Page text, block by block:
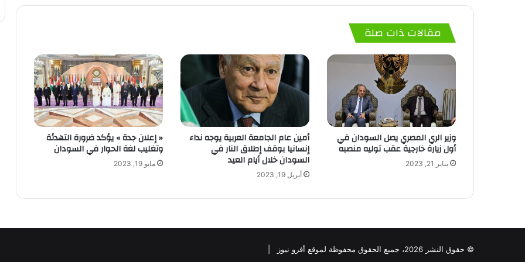
مقالات ذات صلة
وزير الري المصري يصل السودان في
أول زيارة خارجية عقب توليه منصبه
يناير 21, 2023
أمين عام الجامعة العربية يوجه نداء
إنسانيا بوقف إطلاق النار في
السودان خلال أيام العيد
أبريل 19, 2023
« إعلان جدة » يؤكد ضرورة التهدئة
وتغليب لغة الحوار في السودان
مايو 19, 2023
© حقوق النشر 2026، جميع الحقوق محفوظة لموقع أفرو نيوز |